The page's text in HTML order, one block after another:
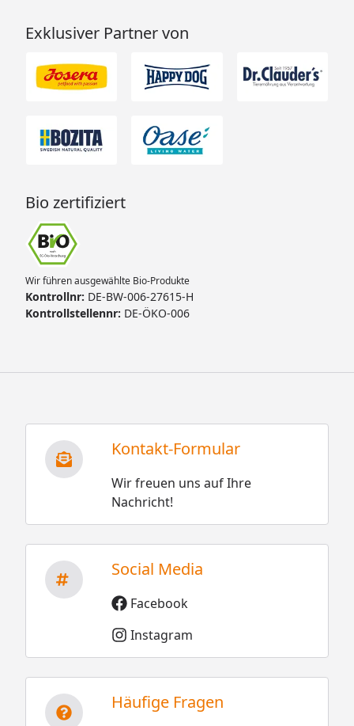
Exklusiver Partner von
Bio zertifiziert
Wir führen ausgewählte Bio-Produkte
Kontrollnr: DE-BW-006-27615-H
Kontrollstellennr: DE-ÖKO-006
Kontakt-Formular
Wir freuen uns auf Ihre
Nachricht!
Social Media
Facebook
Instagram
Häufige Fragen